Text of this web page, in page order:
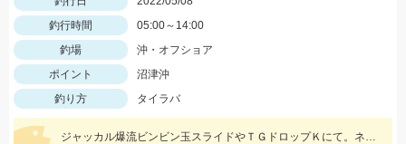
釣行時間
05:00～14:00
釣場
沖・オフショア
ポイント
沼津沖
釣り方
タイラバ
ジャッカル爆流ビンビン玉スライドやＴＧドロップＫにて。ネクタイのカラーは黒やチャートです！